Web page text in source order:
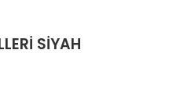
SİYAH